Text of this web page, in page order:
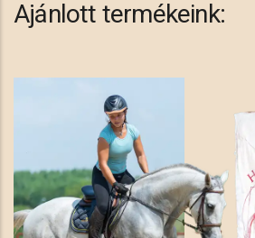
Ajánlott termékeink: